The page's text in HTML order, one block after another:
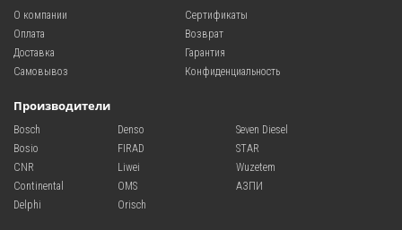
О компании
Оплата
Доставка
Самовывоз
Сертификаты
Возврат
Гарантия
Конфиденциальность
Производители
Bosch
Bosio
CNR
Continental
Delphi
Denso
FIRAD
Liwei
OMS
Orisch
Seven Diesel
STAR
Wuzetem
АЗПИ